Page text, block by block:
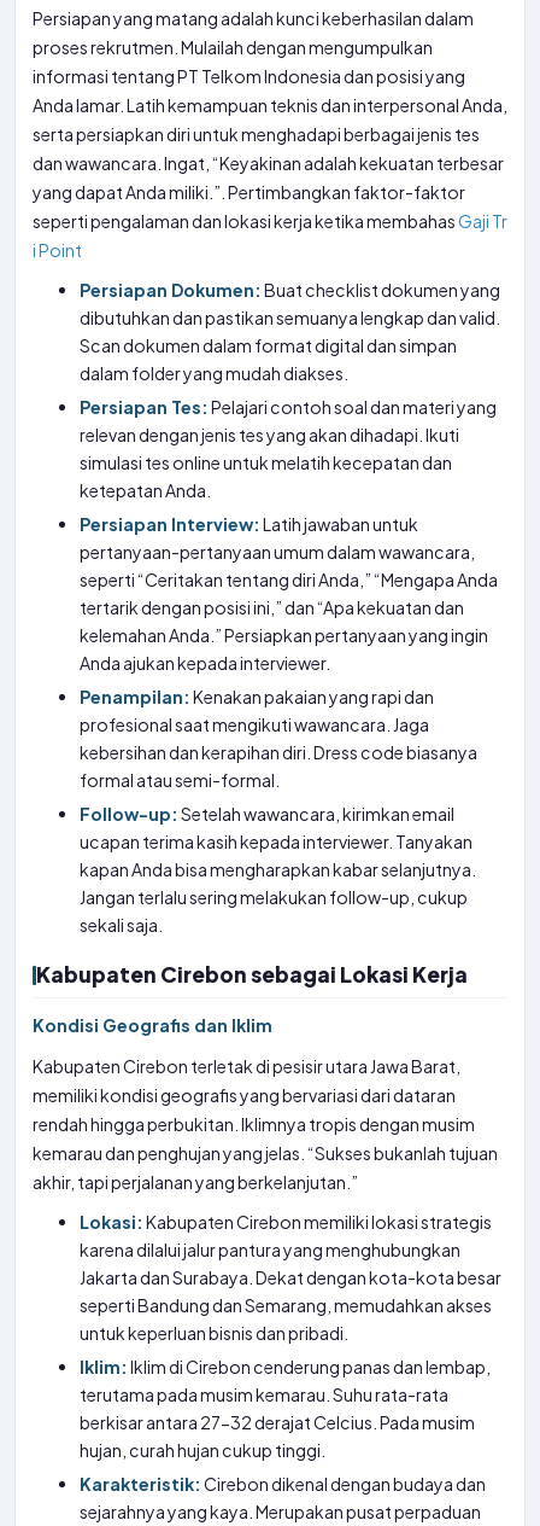
Persiapan yang matang adalah kunci keberhasilan dalam
proses rekrutmen. Mulailah dengan mengumpulkan
informasi tentang PT Telkom Indonesia dan posisi yang
Anda lamar. Latih kemampuan teknis dan interpersonal Anda,
serta persiapkan diri untuk menghadapi berbagai jenis tes
dan wawancara. Ingat, “Keyakinan adalah kekuatan terbesar
yang dapat Anda miliki.”. Pertimbangkan faktor-faktor
seperti pengalaman dan lokasi kerja ketika membahasGaji Tr
i Point
Persiapan Dokumen: Buat checklist dokumen yang
dibutuhkan dan pastikan semuanya lengkap dan valid.
Scan dokumen dalam format digital dan simpan
dalam folder yang mudah diakses.
Persiapan Tes: Pelajari contoh soal dan materi yang
relevan dengan jenis tes yang akan dihadapi. Ikuti
simulasi tes online untuk melatih kecepatan dan
ketepatan Anda.
Persiapan Interview: Latih jawaban untuk
pertanyaan-pertanyaan umum dalam wawancara,
seperti “Ceritakan tentang diri Anda,” “Mengapa Anda
tertarik dengan posisi ini,” dan “Apa kekuatan dan
kelemahan Anda.” Persiapkan pertanyaan yang ingin
Anda ajukan kepada interviewer.
Penampilan: Kenakan pakaian yang rapi dan
profesional saat mengikuti wawancara. Jaga
kebersihan dan kerapihan diri. Dress code biasanya
formal atau semi-formal.
Follow-up: Setelah wawancara, kirimkan email
ucapan terima kasih kepada interviewer. Tanyakan
kapan Anda bisa mengharapkan kabar selanjutnya.
Jangan terlalu sering melakukan follow-up, cukup
sekali saja.
Kabupaten Cirebon sebagai Lokasi Kerja
Kondisi Geografis dan Iklim
Kabupaten Cirebon terletak di pesisir utara Jawa Barat,
memiliki kondisi geografis yang bervariasi dari dataran
rendah hingga perbukitan. Iklimnya tropis dengan musim
kemarau dan penghujan yang jelas. “Sukses bukanlah tujuan
akhir, tapi perjalanan yang berkelanjutan.”
Lokasi: Kabupaten Cirebon memiliki lokasi strategis
karena dilalui jalur pantura yang menghubungkan
Jakarta dan Surabaya. Dekat dengan kota-kota besar
seperti Bandung dan Semarang, memudahkan akses
untuk keperluan bisnis dan pribadi.
Iklim: Iklim di Cirebon cenderung panas dan lembap,
terutama pada musim kemarau. Suhu rata-rata
berkisar antara 27-32 derajat Celcius. Pada musim
hujan, curah hujan cukup tinggi.
Karakteristik: Cirebon dikenal dengan budaya dan
sejarahnya yang kaya. Merupakan pusat perpaduan